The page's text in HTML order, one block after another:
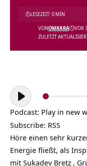
ZULETZT
VONOMKARA VOR
LESEZEIT: 0 MIN
Audio-
Player
Podcast: Play in new
Subscribe: RSS
Höre einen sehr
Energie fließt, als
mit Sukadev Bretz ,